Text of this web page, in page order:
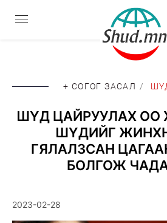
+ СОГОГ ЗАСАЛ /
ШҮД ЦАЙРУУЛАХ ОО
ШҮДИЙГ
ГЯЛАЛЗСАН
БОЛГОЖ
2023-02-28